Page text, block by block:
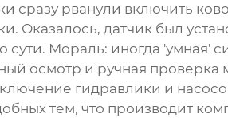
сразу рванули включить
Оказалось, датчик был
сути. Мораль: иногда 'умная'
осмотр и ручная
гидравлики и
тем, что производит